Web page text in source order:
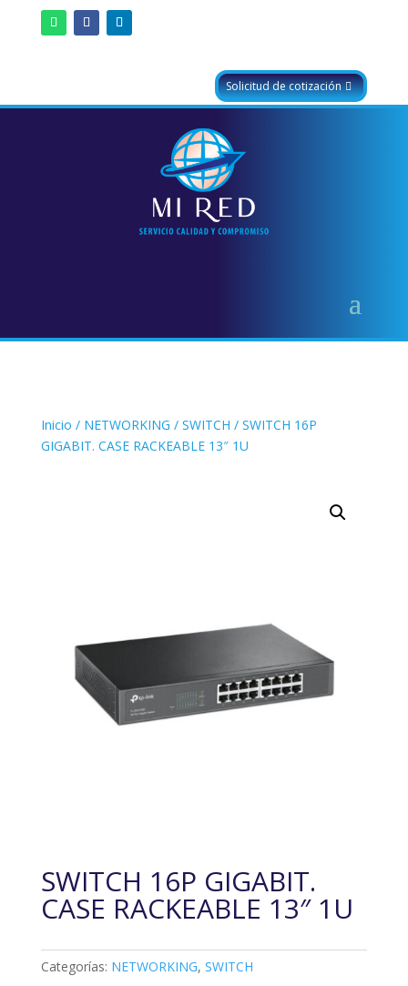
Solicitud de cotización
Inicio / NETWORKING / SWITCH / SWITCH 16P
GIGABIT. CASE RACKEABLE 13″ 1U
SWITCH 16P GIGABIT.
CASE RACKEABLE 13″ 1U
Categorías: NETWORKING, SWITCH